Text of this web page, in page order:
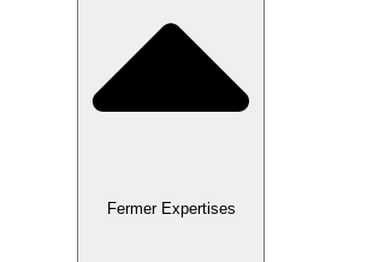
Fermer Expertises